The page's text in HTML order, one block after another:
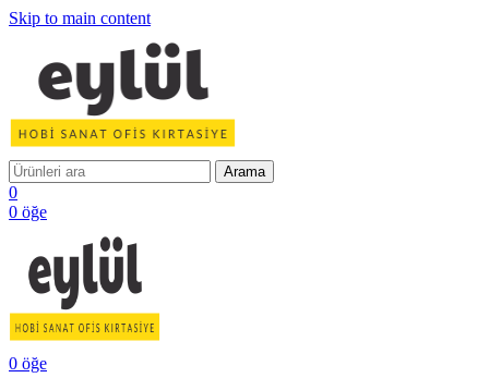
Skip to main content
Arama
0
0 öğe
0 öğe